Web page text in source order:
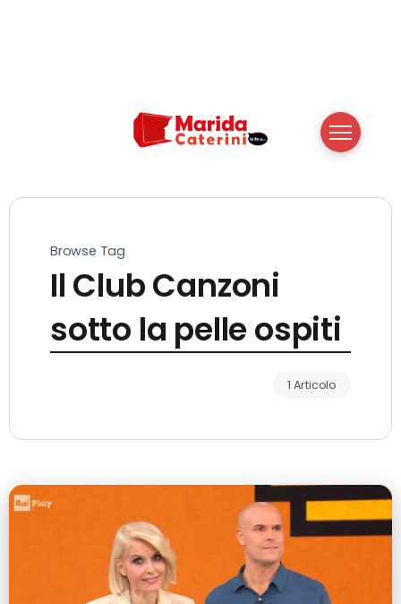
Browse Tag
Il Club Canzoni
sotto la pelle ospiti
1 Articolo